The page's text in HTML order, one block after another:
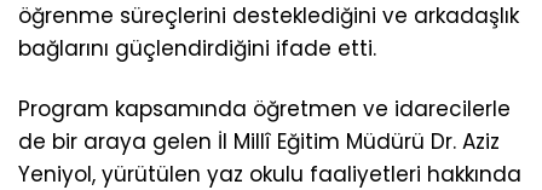
öğrenme süreçlerini desteklediğini ve arkadaşlık
bağlarını güçlendirdiğini ifade etti.
Program kapsamında öğretmen ve idarecilerle
de bir araya gelen İl Millî Eğitim Müdürü Dr. Aziz
Yeniyol, yürütülen yaz okulu faaliyetleri hakkında